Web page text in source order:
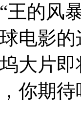
“王的风
电影
大片
你期待